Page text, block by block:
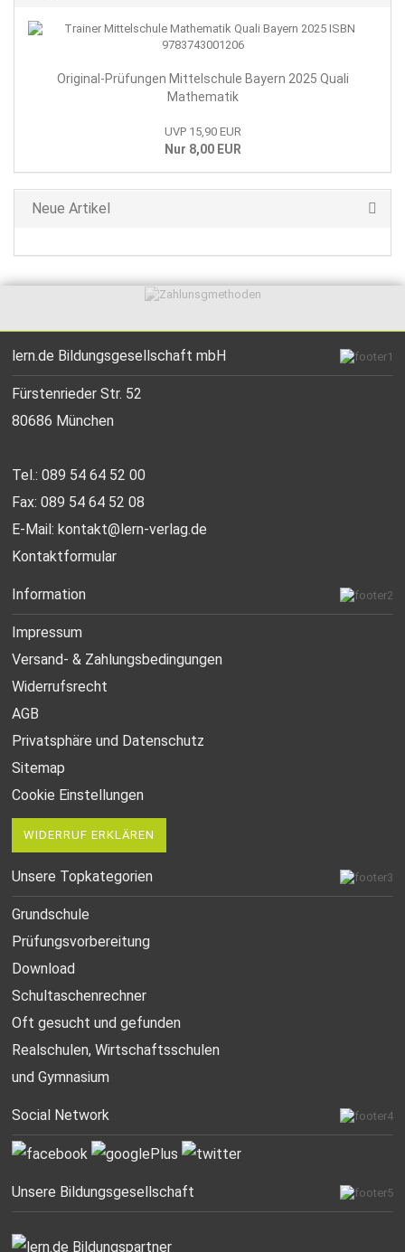
Original-Prüfungen Mittelschule Bayern 2025 Quali
Mathematik
UVP 15,90 EUR
Nur 8,00 EUR
Neue Artikel
lern.de Bildungsgesellschaft mbH
Fürstenrieder Str. 52
80686 München
Tel.: 089 54 64 52 00
Fax: 089 54 64 52 08
E-Mail:kontakt@lern-verlag.de
Kontaktformular
Information
Impressum
Versand- & Zahlungsbedingungen
Widerrufsrecht
AGB
Privatsphäre und Datenschutz
Sitemap
Cookie Einstellungen
WIDERRUF ERKLÄREN
Unsere Topkategorien
Grundschule
Prüfungsvorbereitung
Download
Schultaschenrechner
Oft gesucht und gefunden
Realschulen,Wirtschaftsschulen
und Gymnasium
Social Network
Unsere Bildungsgesellschaft